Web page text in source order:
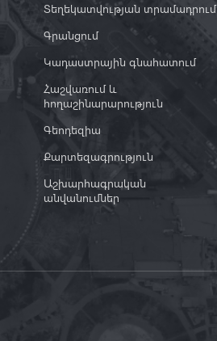
Տեղեկատվության տրամադրում
Գրանցում
Կադաստրային գնահատում
Հաշվառում և
հողաշինարարություն
Գեոդեզիա
Քարտեզագրություն
Աշխարհագրական
անվանումներ